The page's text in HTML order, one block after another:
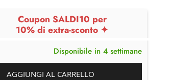
Coupon SALDI10 per
10% di extra-sconto ✦
Disponibile in 4 settimane
AGGIUNGI AL CARRELLO